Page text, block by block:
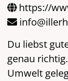
https://
Du liebst
genau
Umwelt